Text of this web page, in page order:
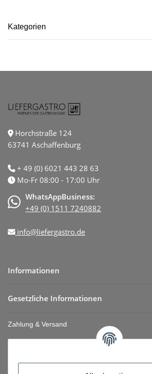
Kategorien
Horchstraße 124
63741 Aschaffenburg
+ 49 (0) 6021 443 28 63
Mo-Fr 08:00 - 17:00 Uhr
WhatsAppBusiness:
+49 (0) 1511 7240882
info@liefergastro.de
Informationen
Gesetzliche Informationen
Zahlung & Versand